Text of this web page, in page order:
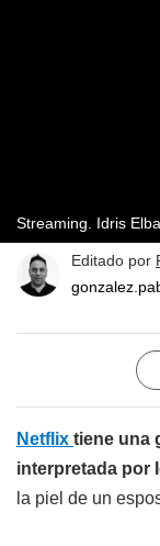
Streaming. Idris
Editado por
Netflix tiene una
interpretada por
la piel de un